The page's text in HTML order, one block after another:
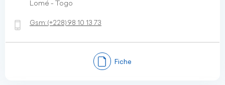
Lomé - Togo
Gsm:(+228)98 10 13 73
Fiche